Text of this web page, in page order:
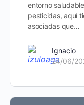
entorno
pesticidas, aquí
asociadas que…
Ignacio
24/06/